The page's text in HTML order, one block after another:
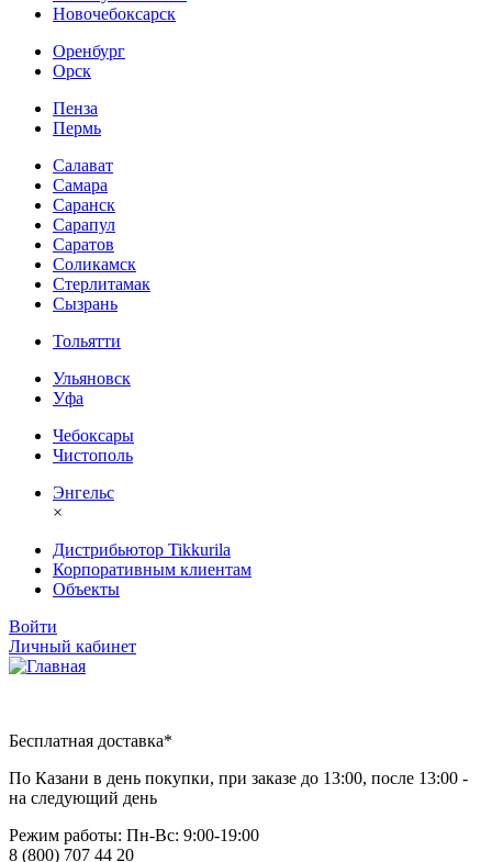
Новочебоксарск
Оренбург
Орск
Пенза
Пермь
Салават
Самара
Саранск
Сарапул
Саратов
Соликамск
Стерлитамак
Сызрань
Тольятти
Ульяновск
Уфа
Чебоксары
Чистополь
Энгельс
×
Дистрибьютор Tikkurila
Корпоративным клиентам
Объекты
Войти
Личный кабинет
Бесплатная доставка*
По Казани в день покупки, при заказе до 13:00, после 13:00 -
на следующий день
Режим работы: Пн-Вc: 9:00-19:00
8 (800) 707 44 20